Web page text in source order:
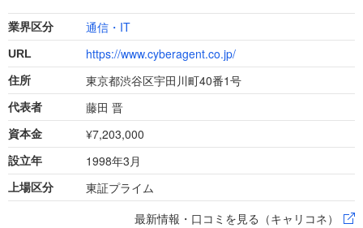
業界区分 通信・IT
URL https://www.cyberagent.co.jp/
住所 東京都渋谷区宇田川町40番1号
代表者 藤田 晋
資本金 ¥7,203,000
設立年 1998年3月
上場区分
東証プライム
最新情報・口コミを見る（キャリコネ）